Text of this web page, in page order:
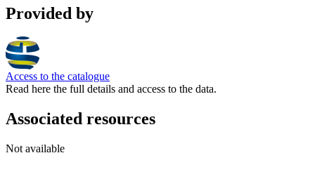
Provided by
Access to the catalogue
Read here the full details and access to the data.
Associated resources
Not available